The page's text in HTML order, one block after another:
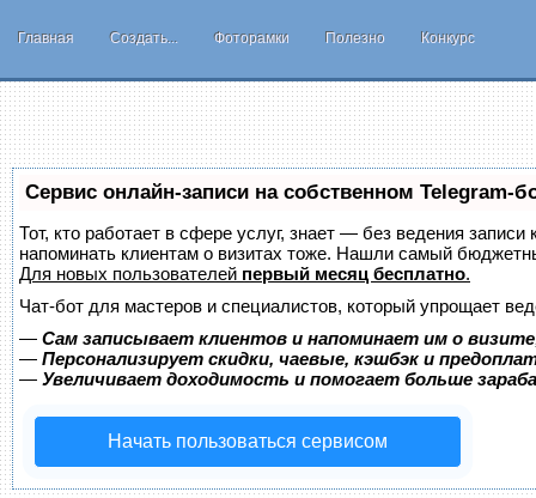
Главная Создать... Фоторамки Полезно Конкурс
Сервис онлайн-записи на собственном Telegram-
Тот, кто работает в сфере услуг, знает — без ведения
напоминать клиентам о визитах тоже. Нашли самый
Для новых пользователей первый месяц бесплатно.
Чат-бот для мастеров и специалистов, который упрощает
— Сам записывает клиентов и напоминает им о
— Персонализирует скидки, чаевые, кэшбэк и
— Увеличивает доходимость и помогает больше
Начать пользоваться сервисом